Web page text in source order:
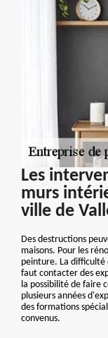
Les
murs
ville de
Des destructions
maisons. Pour les
peinture. La difficulté
faut contacter des
la possibilité de faire
plusieurs années
des formations
convenus.